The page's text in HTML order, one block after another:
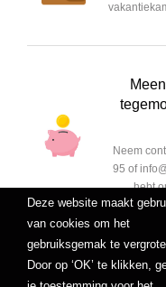
Neem
95 of
hebt
Deze website maakt
van cookies om het
gebruiksgemak te
Door op ‘OK’ te klikken,